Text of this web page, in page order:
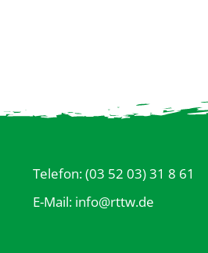
Telefon: (03 52 03) 31 8 61
E-Mail: info@rttw.de